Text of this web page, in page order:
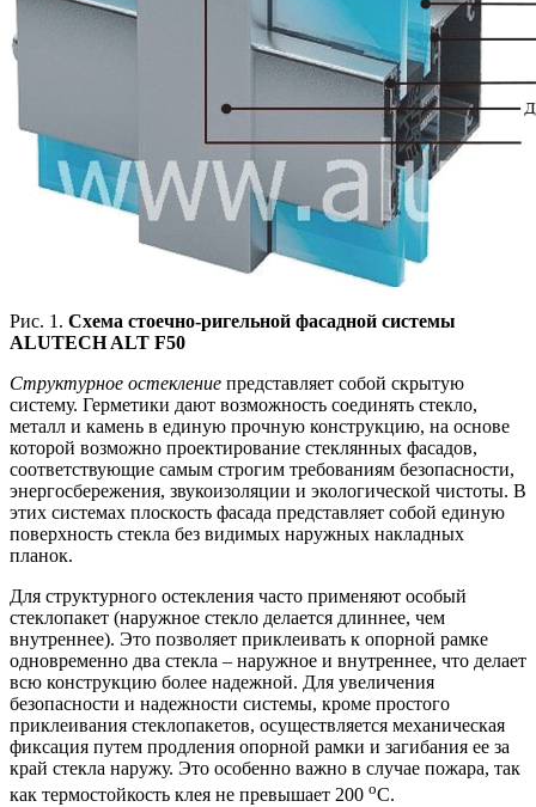
Рис. 1. Схема стоечно-ригельной фасадной системы
ALUTECH ALT F50
Структурное остекление представляет собой скрытую
систему. Герметики дают возможность соединять стекло,
металл и камень в единую прочную конструкцию, на основе
которой возможно проектирование стеклянных фасадов,
соответствующие самым строгим требованиям безопасности,
энергосбережения, звукоизоляции и экологической чистоты. В
этих системах плоскость фасада представляет собой единую
поверхность стекла без видимых наружных накладных
планок.
Для структурного остекления часто применяют особый
стеклопакет (наружное стекло делается длиннее, чем
внутреннее). Это позволяет приклеивать к опорной рамке
одновременно два стекла – наружное и внутреннее, что делает
всю конструкцию более надежной. Для увеличения
безопасности и надежности системы, кроме простого
приклеивания стеклопакетов, осуществляется механическая
фиксация путем продления опорной рамки и загибания ее за
край стекла наружу. Это особенно важно в случае пожара, так
как термостойкость клея не превышает 200 оС.